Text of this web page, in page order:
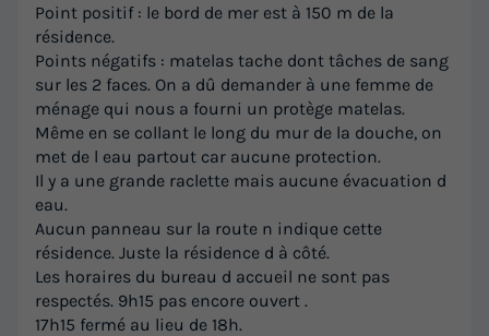
Point positif : le bord de mer est à 150 m de la
résidence.
Points négatifs : matelas tache dont tâches de sang
sur les 2 faces. On a dû demander à une femme de
ménage qui nous a fourni un protège matelas.
Même en se collant le long du mur de la douche, on
met de l eau partout car aucune protection.
Il y a une grande raclette mais aucune évacuation d
eau.
Aucun panneau sur la route n indique cette
résidence. Juste la résidence d à côté.
Les horaires du bureau d accueil ne sont pas
respectés. 9h15 pas encore ouvert .
17h15 fermé au lieu de 18h.